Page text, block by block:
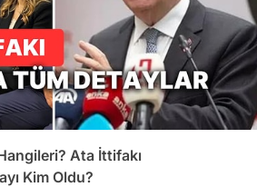
Ata İttifakı
Kim Oldu?